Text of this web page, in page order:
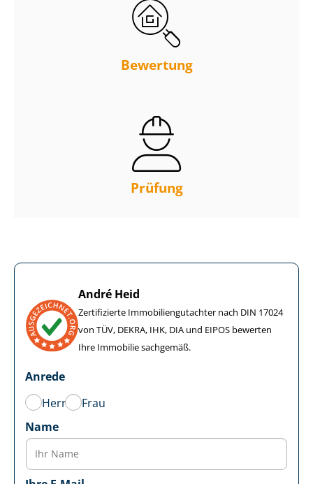
Bewertung
Prüfung
André Heid
Zertifizierte Im­mo­bi­li­en­gut­ach­ter nach DIN 17024
von TÜV, DEKRA, IHK, DIA und EIPOS bewerten
Ihre Immobilie sachgemäß.
Anrede
Herr
Frau
Name